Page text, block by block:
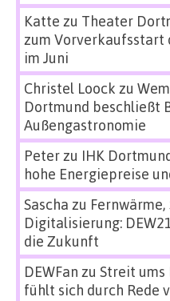
Katte zu Theater
zum Vorverkaufsstart
im Juni
Christel Loock zu
Dortmund beschließt
Außengastronomie
Peterzu IHK
hohe Energiepreise
Sascha zu
Digitalisierung:
die Zukunft
DEWFan zu Streit ums
fühlt sich durch Rede